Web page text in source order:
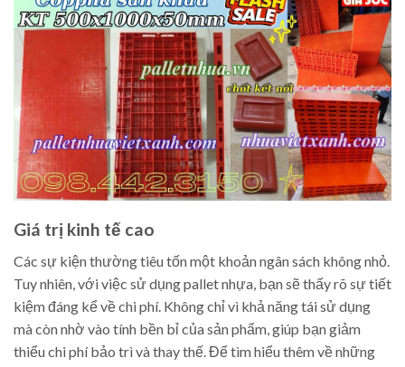
Giá trị kinh tế cao
Các sự kiện thường tiêu tốn một khoản ngân sách không nhỏ.
Tuy nhiên, với việc sử dụng pallet nhựa, bạn sẽ thấy rõ sự tiết
kiệm đáng kể về chi phí. Không chỉ vì khả năng tái sử dụng
mà còn nhờ vào tính bền bỉ của sản phẩm, giúp bạn giảm
thiểu chi phí bảo trì và thay thế. Để tìm hiểu thêm về những